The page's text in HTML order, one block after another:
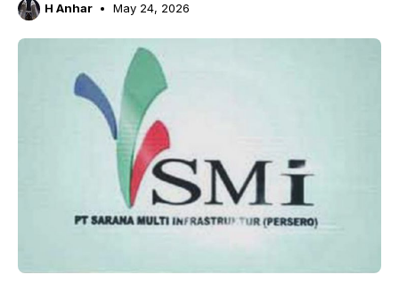
H Anhar May 24, 2026